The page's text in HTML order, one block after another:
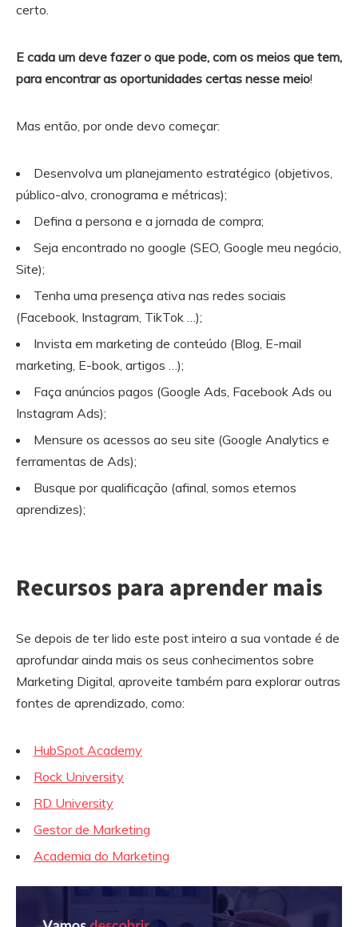
certo.
E cada um deve fazer o que pode, com os meios que tem,
para encontrar as oportunidades certas nesse meio!
Mas então, por onde devo começar:
Desenvolva um planejamento estratégico (objetivos,
público-alvo, cronograma e métricas);
Defina a persona e a jornada de compra;
Seja encontrado no google (SEO, Google meu negócio,
Site);
Tenha uma presença ativa nas redes sociais
(Facebook, Instagram, TikTok …);
Invista em marketing de conteúdo (Blog, E-mail
marketing, E-book, artigos …);
Faça anúncios pagos (Google Ads, Facebook Ads ou
Instagram Ads);
Mensure os acessos ao seu site (Google Analytics e
ferramentas de Ads);
Busque por qualificação (afinal, somos eternos
aprendizes);
Recursos para aprender mais
Se depois de ter lido este post inteiro a sua vontade é de
aprofundar ainda mais os seus conhecimentos sobre
Marketing Digital, aproveite também para explorar outras
fontes de aprendizado, como:
HubSpot Academy
Rock University
RD University
Gestor de Marketing
Academia do Marketing